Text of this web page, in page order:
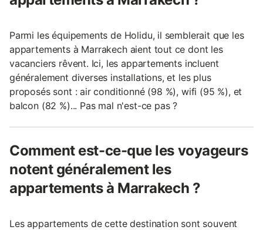
Parmi les équipements de Holidu, il semblerait que les
appartements à Marrakech aient tout ce dont les
vacanciers rêvent. Ici, les appartements incluent
généralement diverses installations, et les plus
proposés sont : air conditionné (98 %), wifi (95 %), et
balcon (82 %)... Pas mal n'est-ce pas ?
Comment est-ce-que les voyageurs
notent généralement les
appartements à Marrakech ?
Les appartements de cette destination sont souvent